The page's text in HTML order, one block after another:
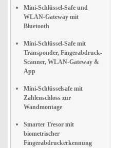
Mini-Schlüssel-Safe und
WLAN-Gateway mit
Bluetooth
Mini-Schlüssel-Safe mit
Transponder, Fingerabdruck-
Scanner, WLAN-Gateway &
App
Mini-Schlüsselsafe mit
Zahlenschloss zur
Wandmontage
Smarter Tresor mit
biometrischer
Fingerabdruckerkennung